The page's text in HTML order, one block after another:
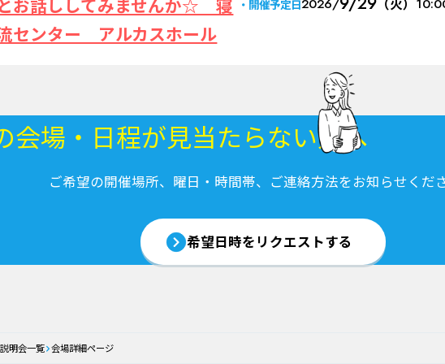
センター アルカスホール
開催予定日
会場・日程が見当たらない方へ
ご希望の開催場所、曜日・時間帯、ご連絡方法をお知らせくださ
希望日時を リクエストする
明会一覧 会場詳細ページ